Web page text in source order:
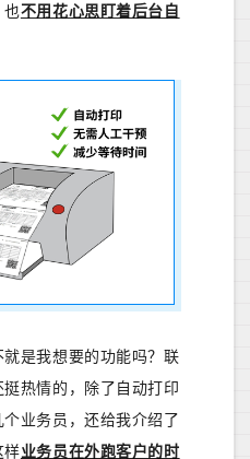
也不用花心思盯着后台自
是我想要的功能吗？联
热情的，除了自动打印
业务员，还给我介绍了
样业务员在外跑客户的时